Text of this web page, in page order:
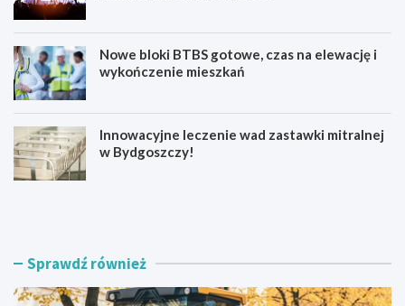
Nowe bloki BTBS gotowe, czas na elewację i
wykończenie mieszkań
Innowacyjne leczenie wad zastawki mitralnej
w Bydgoszczy!
N
a
i
B
o
a
Sprawdź również